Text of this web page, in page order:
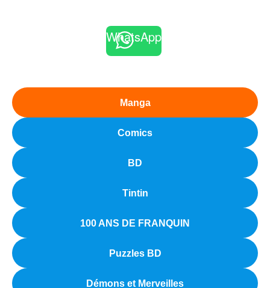
WhatsApp
Manga
Comics
BD
Tintin
100 ANS DE FRANQUIN
Puzzles BD
Démons et Merveilles